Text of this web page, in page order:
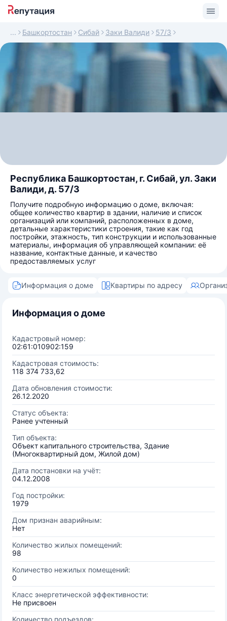
Башкортостан Сибай Заки Валиди 57/3
Республика Башкортостан, г. Сибай, ул. Заки
Валиди, д. 57/3
Получите подробную информацию о доме, включая:
общее количество квартир в здании, наличие и список
организаций или компаний, расположенных в доме,
детальные характеристики строения, такие как год
постройки, этажность, тип конструкции и использованные
материалы, информация об управляющей компании: её
название, контактные данные, и качество
предоставляемых услуг
Информация о доме Квартиры по адресу
Информация о доме
Кадастровый номер:
02:61:010902:159
Кадастровая стоимость:
118 374 733,62
Дата обновления стоимости:
26.12.2020
Статус объекта:
Ранее учтенный
Тип объекта:
Объект капитального строительства, Здание
(Многоквартирный дом, Жилой дом)
Дата постановки на учёт:
04.12.2008
Год постройки:
1979
Дом признан аварийным:
Нет
Количество жилых помещений:
98
Количество нежилых помещений:
0
Класс энергетической эффективности:
Не присвоен
Количество подъездов: